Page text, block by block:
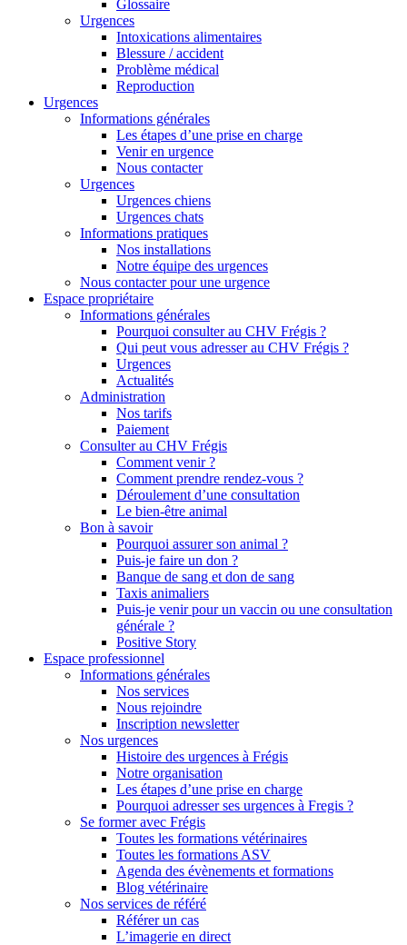
Glossaire
Urgences
Intoxications alimentaires
Blessure / accident
Problème médical
Reproduction
Urgences
Informations générales
Les étapes d’une prise en charge
Venir en urgence
Nous contacter
Urgences
Urgences chiens
Urgences chats
Informations pratiques
Nos installations
Notre équipe des urgences
Nous contacter pour une urgence
Espace propriétaire
Informations générales
Pourquoi consulter au CHV Frégis ?
Qui peut vous adresser au CHV Frégis ?
Urgences
Actualités
Administration
Nos tarifs
Paiement
Consulter au CHV Frégis
Comment venir ?
Comment prendre rendez-vous ?
Déroulement d’une consultation
Le bien-être animal
Bon à savoir
Pourquoi assurer son animal ?
Puis-je faire un don ?
Banque de sang et don de sang
Taxis animaliers
Puis-je venir pour un vaccin ou une consultation
générale ?
Positive Story
Espace professionnel
Informations générales
Nos services
Nous rejoindre
Inscription newsletter
Nos urgences
Histoire des urgences à Frégis
Notre organisation
Les étapes d’une prise en charge
Pourquoi adresser ses urgences à Fregis ?
Se former avec Frégis
Toutes les formations vétérinaires
Toutes les formations ASV
Agenda des évènements et formations
Blog vétérinaire
Nos services de référé
Référer un cas
L’imagerie en direct